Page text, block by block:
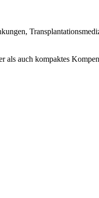
auch kompaktes